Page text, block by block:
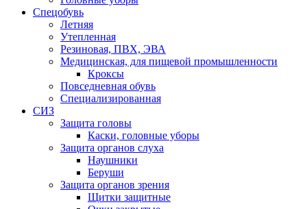
Спецобувь
Летняя
Утепленная
Резиновая, ПВХ, ЭВА
Медицинская, для пищевой промышленности
Кроксы
Повседневная обувь
Специализированная
СИЗ
Защита головы
Каски, головные уборы
Защита органов слуха
Наушники
Беруши
Защита органов зрения
Щитки защитные